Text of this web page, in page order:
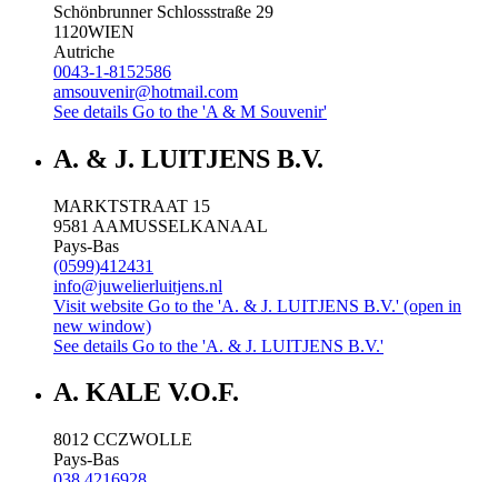
Schönbrunner Schlossstraße 29
1120WIEN
Autriche
0043-1-8152586
amsouvenir@hotmail.com
See details Go to the 'A & M Souvenir'
A. & J. LUITJENS B.V.
MARKTSTRAAT 15
9581 AAMUSSELKANAAL
Pays-Bas
(0599)412431
info@juwelierluitjens.nl
Visit website Go to the 'A. & J. LUITJENS B.V.' (open in
new window)
See details Go to the 'A. & J. LUITJENS B.V.'
A. KALE V.O.F.
8012 CCZWOLLE
Pays-Bas